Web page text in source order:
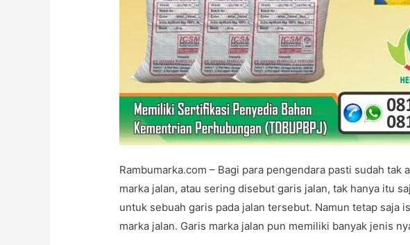
Rambumarka.com – Bagi para pengendara pasti sudah tak
marka jalan, atau sering disebut garis jalan, tak hanya itu
untuk sebuah garis pada jalan tersebut. Namun tetap saja
marka jalan. Garis marka jalan pun memiliki banyak jenis